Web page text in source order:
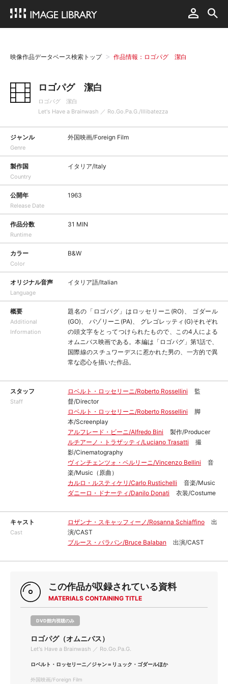
映像作品データベース検索トップ 作品情報：ロゴパグ 潔白
ロゴパグ 潔白
ロゴパグ 潔白
Let's Have a Brainwash ／ Ro.Go.Pa.G./Illibatezza
ジャンル
Genre
外国映画/Foreign Film
製作国
Country
イタリア/Italy
公開年
Release Date
1963
作品分数
Runtime
31 MIN
カラー
Color
B&W
オリジナル音声
Language
イタリア語/Italian
概要
Additional
Information
題名の「ロゴパグ」はロッセリーニ(RO)、 ゴダール
(GO)、 パゾリーニ(PA)、 グレゴレッティ(G)それぞれ
の頭文字をとってつけられたもので、この4人による
オムニバス映画である。本編は「ロゴパグ」第1話で、
国際線のスチュワーデスに惹かれた男の、一方的で異
常な恋心を描いた作品。
スタッフ
Staff
ロベルト・ロッセリーニ/Roberto Rossellini
監
督/Director
ロベルト・ロッセリーニ/Roberto Rossellini
脚
本/Screenplay
アルフレード・ビーニ/Alfredo Bini
製作/Producer
ルチアーノ・トラザッティ/Luciano Trasatti
撮
影/Cinematography
ヴィンチェンツォ・ベルリーニ/Vincenzo Bellini
音
楽/Music（原曲）
カルロ・ルスティケリ/Carlo Rustichelli
音楽/Music
ダニーロ・ドナーティ/Danilo Donati
衣装/Costume
キャスト
Cast
ロザンナ・スキャッフィーノ/Rosanna Schiaffino
出
演/CAST
ブルース・バラバン/Bruce Balaban
出演/CAST
この作品が収録されている資料
MATERIALS CONTAINING TITLE
DVD館内視聴のみ
ロゴパグ（オムニバス）
Let's Have a Brainwash ／ Ro.Go.Pa.G.
ロベルト・ロッセリーニ／ジャン＝リュック・ゴダールほか
外国映画/Foreign Film